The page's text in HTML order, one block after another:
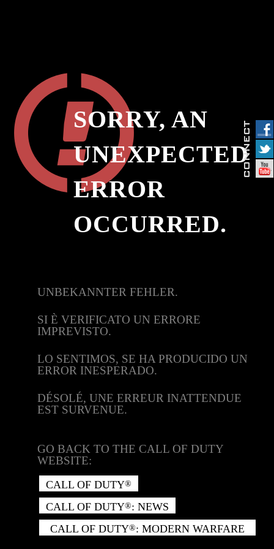
SORRY, AN
UNEXPECTED
ERROR
OCCURRED.
UNBEKANNTER FEHLER.
SI È VERIFICATO UN ERRORE
IMPREVISTO.
LO SENTIMOS, SE HA PRODUCIDO UN
ERROR INESPERADO.
DÉSOLÉ, UNE ERREUR INATTENDUE
EST SURVENUE.
GO BACK TO THE CALL OF DUTY
WEBSITE:
CALL OF DUTY®
CALL OF DUTY®: NEWS
CALL OF DUTY®: MODERN WARFARE